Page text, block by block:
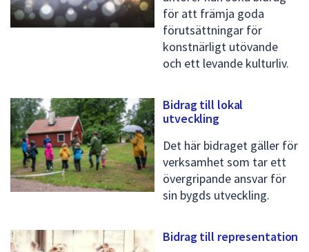
för att främja goda
förutsättningar för
konstnärligt utövande
och ett levande kulturliv.
Bidrag till lokal
utveckling
Det här bidraget gäller för
verksamhet som tar ett
övergripande ansvar för
sin bygds utveckling.
Bidrag till representation